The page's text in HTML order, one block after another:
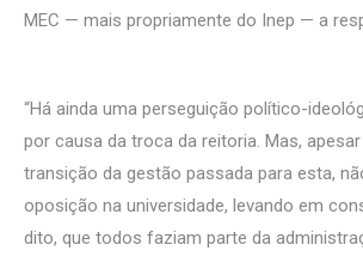
MEC — mais propriamente do Inep — a
“Há ainda uma perseguição político-
por causa da troca da reitoria. Mas,
transição da gestão passada para esta,
oposição na universidade, levando em
dito, que todos faziam parte da